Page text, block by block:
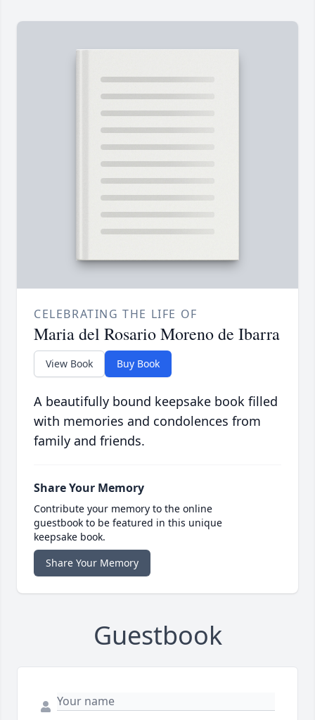
CELEBRATING THE LIFE OF
Maria del Rosario Moreno de Ibarra
View Book Buy Book
A beautifully bound keepsake book filled
with memories and condolences from
family and friends.
Share Your Memory
Contribute your memory to the online
guestbook to be featured in this unique
keepsake book.
Share Your Memory
Guestbook